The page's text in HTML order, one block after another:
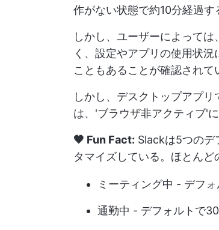
作がない状態で約10分経過す
しかし、ユーザーによって
く、設定やアプリの使用状
こともあることが確認されて
しかし、デスクトップアプリ
は、'ブラウザ非アクティブ'
🤎 Fun Fact: Slackは5つのデ
タマイズしている。ほとんど
ミーティング中 - デフォ
通勤中 - デフォルトで